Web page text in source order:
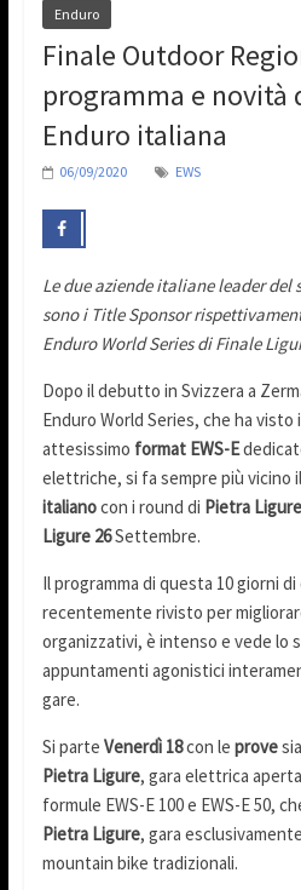
Enduro
Finale Outdoor
programma e novità
Enduro italiana
06/09/2020 EWS
Le due aziende italiane leader del
sono i Title Sponsor
Enduro World Series di Finale
Dopo il debutto in Svizzera a
Enduro World Series, che ha visto
attesissimo format EWS-E
elettriche, si fa sempre più vicino il
italianocon i round di Pietra
Ligure 26Settembre.
Il programma di questa 10 giorni
recentemente rivisto per
organizzativi, è intenso e vede lo
appuntamenti agonistici
gare.
Si parte Venerdì 18con le prove
Pietra Ligure, gara elettrica
formule EWS-E 100 e EWS-E 50,
Pietra Ligure, gara
mountain bike tradizionali.